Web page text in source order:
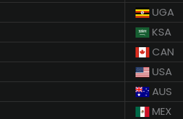
UGA
KSA
CAN
USA
AUS
MEX